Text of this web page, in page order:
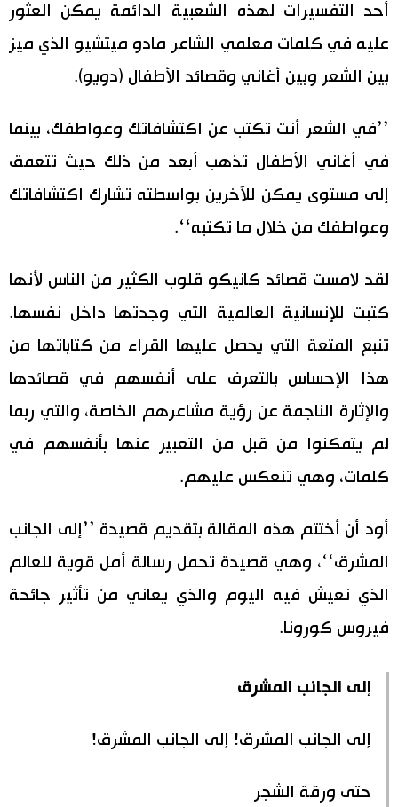
أحد التفسيرات لهذه الشعبية الدائمة يمكن العثور
عليه في كلمات معلمي الشاعر مادو ميتشيو الذي ميز
بين الشعر وبين أغاني وقصائد الأطفال (دويو).
’’في الشعر أنت تكتب عن اكتشافاتك وعواطفك، بينما
في أغاني الأطفال تذهب أبعد من ذلك حيث تتعمق
إلى مستوى يمكن للآخرين بواسطته تشارك اكتشافاتك
وعواطفك من خلال ما تكتبه‘‘.
لقد لامست قصائد كانيكو قلوب الكثير من الناس لأنها
كتبت للإنسانية العالمية التي وجدتها داخل نفسها.
تنبع المتعة التي يحصل عليها القراء من كتاباتها من
هذا الإحساس بالتعرف على أنفسهم في قصائدها
والإثارة الناجمة عن رؤية مشاعرهم الخاصة، والتي ربما
لم يتمكنوا من قبل من التعبير عنها بأنفسهم في
كلمات، وهي تنعكس عليهم.
أود أن أختتم هذه المقالة بتقديم قصيدة ’’إلى الجانب
المشرق‘‘، وهي قصيدة تحمل رسالة أمل قوية للعالم
الذي نعيش فيه اليوم والذي يعاني من تأثير جائحة
فيروس كورونا.
إلى الجانب المشرق
إلى الجانب المشرق! إلى الجانب المشرق!
حتى ورقة الشجر